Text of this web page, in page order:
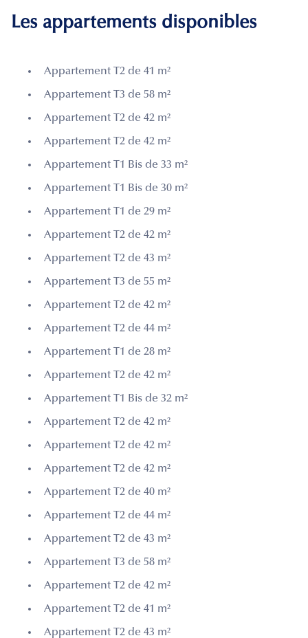
Les appartements disponibles
Appartement T2 de 41 m²
Appartement T3 de 58 m²
Appartement T2 de 42 m²
Appartement T2 de 42 m²
Appartement T1 Bis de 33 m²
Appartement T1 Bis de 30 m²
Appartement T1 de 29 m²
Appartement T2 de 42 m²
Appartement T2 de 43 m²
Appartement T3 de 55 m²
Appartement T2 de 42 m²
Appartement T2 de 44 m²
Appartement T1 de 28 m²
Appartement T2 de 42 m²
Appartement T1 Bis de 32 m²
Appartement T2 de 42 m²
Appartement T2 de 42 m²
Appartement T2 de 42 m²
Appartement T2 de 40 m²
Appartement T2 de 44 m²
Appartement T2 de 43 m²
Appartement T3 de 58 m²
Appartement T2 de 42 m²
Appartement T2 de 41 m²
Appartement T2 de 43 m²